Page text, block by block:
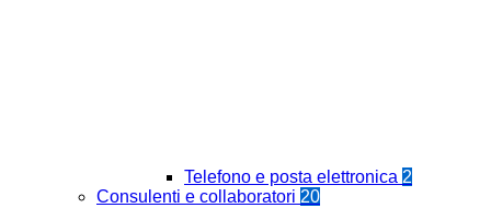
Telefono e posta elettronica 2
Consulenti e collaboratori 20